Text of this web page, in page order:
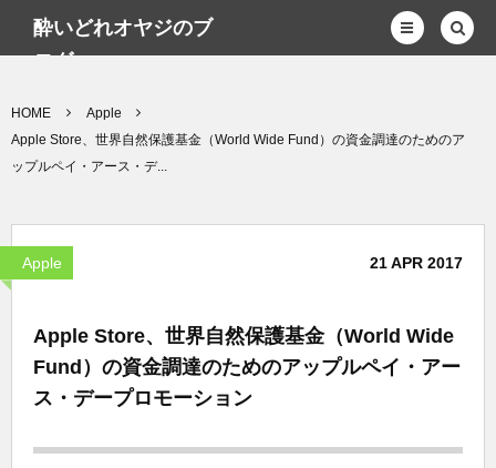
酔いどれオヤジのブ
ログwp
HOME
Apple
Apple Store、世界自然保護基金（World Wide Fund）の資金調達のためのア
ップルペイ・アース・デ...
Apple 21APR 2017
Apple Store、世界自然保護基金（World Wide
Fund）の資金調達のためのアップルペイ・アー
ス・デープロモーション